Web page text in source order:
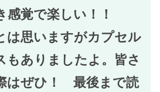
感覚で楽しい！！
は思いますがカプセル
もありましたよ。皆さ
はぜひ！ 最後まで読